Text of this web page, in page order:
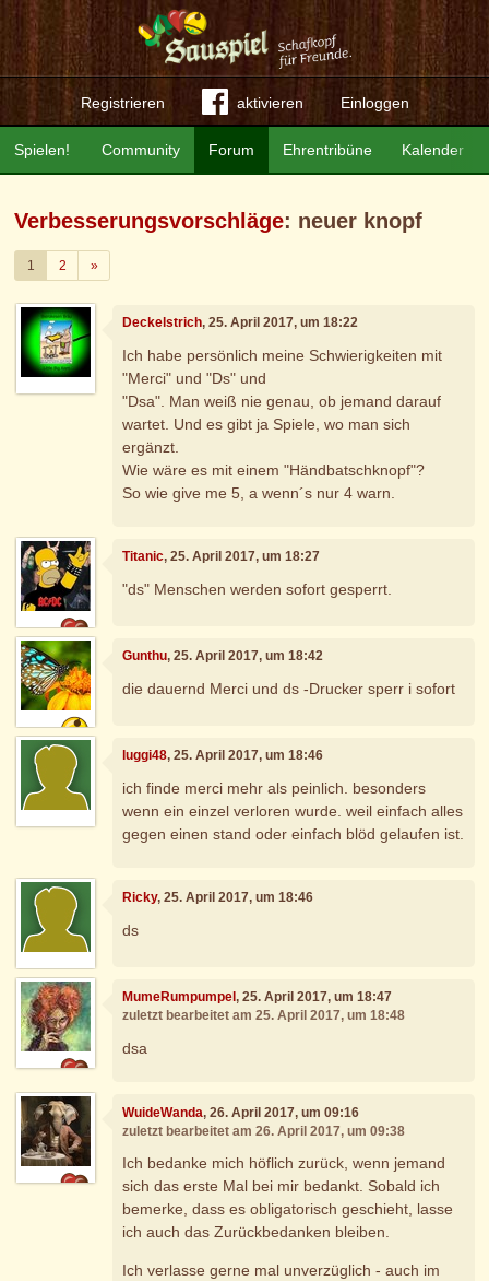
Registrieren aktivieren Einloggen
Community Forum Ehrentribüne Kalender
Spielen!
Verbesserungsvorschläge: neuer knopf
1 2 »Weiter
Deckelstrich, 25. April 2017, um 18:22
Ich habe persönlich meine Schwierigkeiten mit
"Merci" und "Ds" und
"Dsa". Man weiß nie genau, ob jemand darauf
wartet. Und es gibt ja Spiele, wo man sich
ergänzt.
Wie wäre es mit einem "Händbatschknopf"?
So wie give me 5, a wenn´s nur 4 warn.
Titanic, 25. April 2017, um 18:27
"ds" Menschen werden sofort gesperrt.
Gunthu, 25. April 2017, um 18:42
die dauernd Merci und ds -Drucker sperr i sofort
luggi48, 25. April 2017, um 18:46
ich finde merci mehr als peinlich. besonders
wenn ein einzel verloren wurde. weil einfach alles
gegen einen stand oder einfach blöd gelaufen ist.
Ricky, 25. April 2017, um 18:46
ds
MumeRumpumpel, 25. April 2017, um 18:47
zuletzt bearbeitet am 25. April 2017, um 18:48
dsa
WuideWanda, 26. April 2017, um 09:16
zuletzt bearbeitet am 26. April 2017, um 09:38
Ich bedanke mich höflich zurück, wenn jemand
sich das erste Mal bei mir bedankt. Sobald ich
bemerke, dass es obligatorisch geschieht, lasse
ich auch das Zurückbedanken bleiben.
Ich verlasse gerne mal unverzüglich - auch im